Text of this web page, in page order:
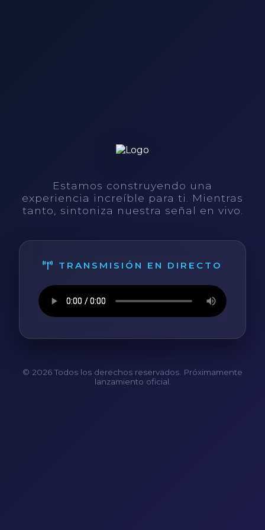
Estamos construyendo una
experiencia increíble para ti. Mientras
tanto, sintoniza nuestra señal en vivo.
TRANSMISIÓN EN DIRECTO
© 2026 Todos los derechos reservados. Próximamente
lanzamiento oficial.